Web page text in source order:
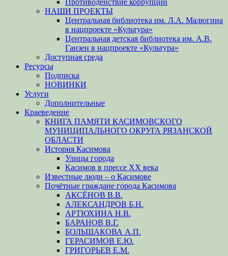
НАШИ ПРОЕКТЫ
Центральная библиотека им. Л.А. Малюгина
в нацпроекте «Культура»
Центральная детская библиотека им. А.В.
Ганзен в нацпроекте «Культура»
Доступная среда
Ресурсы
Подписка
НОВИНКИ
Услуги
Дополнительные
Краеведение
КНИГА ПАМЯТИ КАСИМОВСКОГО
МУНИЦИПАЛЬНОГО ОКРУГА РЯЗАНСКОЙ
ОБЛАСТИ
История Касимова
Улицы города
Касимов в прессе XX века
Известные люди – о Касимове
Почётные граждане города Касимова
АКСЁНОВ В.В.
АЛЕКСАНДРОВ Б.Н.
АРТЮХИНА Н.В.
БАРАНОВ В.Г.
БОЛЬШАКОВА А.П.
ГЕРАСИМОВ Е.Ю.
ГРИГОРЬЕВ Е.М.